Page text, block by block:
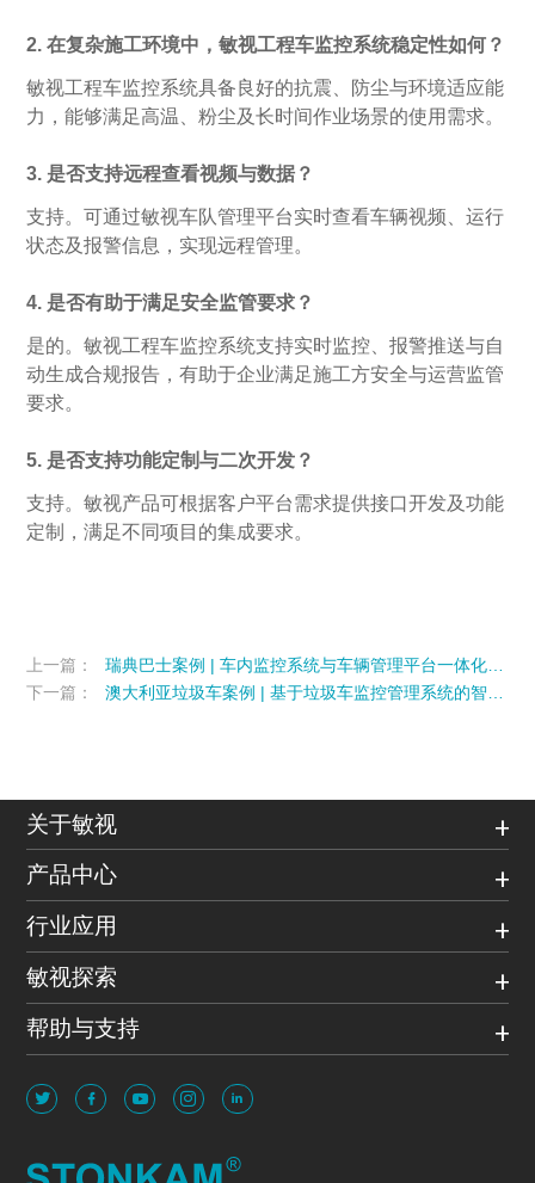
2. 在复杂施工环境中，敏视工程车监控系统稳定性如何？
敏视工程车监控系统具备良好的抗震、防尘与环境适应能
力，能够满足高温、粉尘及长时间作业场景的使用需求。
3. 是否支持远程查看视频与数据？
支持。可通过敏视车队管理平台实时查看车辆视频、运行
状态及报警信息，实现远程管理。
4. 是否有助于满足安全监管要求？
是的。敏视工程车监控系统支持实时监控、报警推送与自
动生成合规报告，有助于企业满足施工方安全与运营监管
要求。
5. 是否支持功能定制与二次开发？
支持。敏视产品可根据客户平台需求提供接口开发及功能
定制，满足不同项目的集成要求。
上一篇：
瑞典巴士案例 | 车内监控系统与车辆管理平台一体化部署
下一篇：
澳大利亚垃圾车案例 | 基于垃圾车监控管理系统的智能化升级
关于敏视
产品中心
行业应用
敏视探索
帮助与支持